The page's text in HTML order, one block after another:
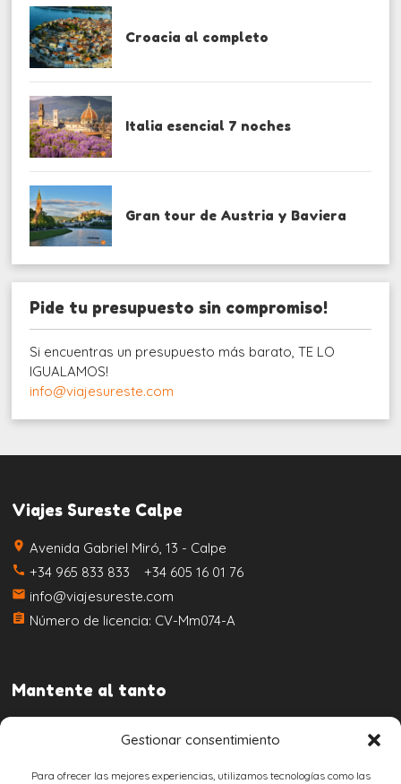
Gestionar consentimiento
Para ofrecer las mejores experiencias, utilizamos tecnologías como las
Croacia al completo
Italia esencial 7 noches
Gran tour de Austria y Baviera
Pide tu presupuesto sin compromiso!
Si encuentras un presupuesto más barato, TE LO
IGUALAMOS!
info@viajesureste.com
Viajes Sureste Calpe
place Avenida Gabriel Miró, 13 - Calpe
call +34 965 833 833 +34 605 16 01 76
email info@viajesureste.com
assignment Número de licencia: CV-Mm074-A
Mantente al tanto